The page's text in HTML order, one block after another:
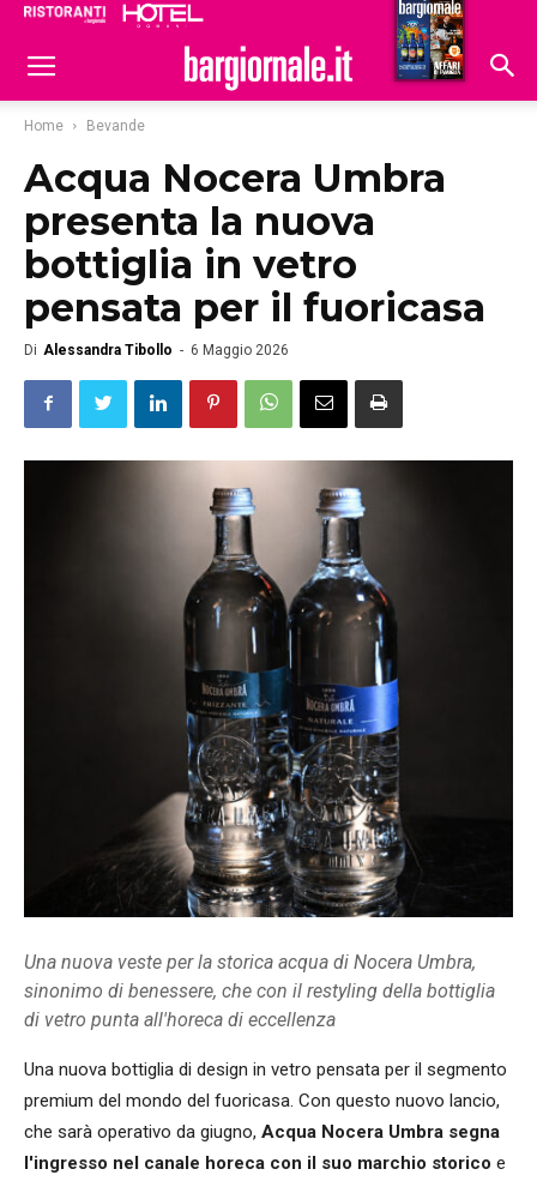
Hoteldomani
Home Bevande
Acqua Nocera Umbra
presenta la nuova
bottiglia in vetro
pensata per il fuoricasa
Di Alessandra Tibollo - 6 Maggio 2026
Una nuova veste per la storica acqua di Nocera Umbra,
sinonimo di benessere, che con il restyling della bottiglia
di vetro punta all'horeca di eccellenza
Una nuova bottiglia di design in vetro pensata per il segmento
premium del mondo del fuoricasa. Con questo nuovo lancio,
che sarà operativo da giugno, Acqua Nocera Umbra segna
l'ingresso nel canale horeca con il suo marchio storico e